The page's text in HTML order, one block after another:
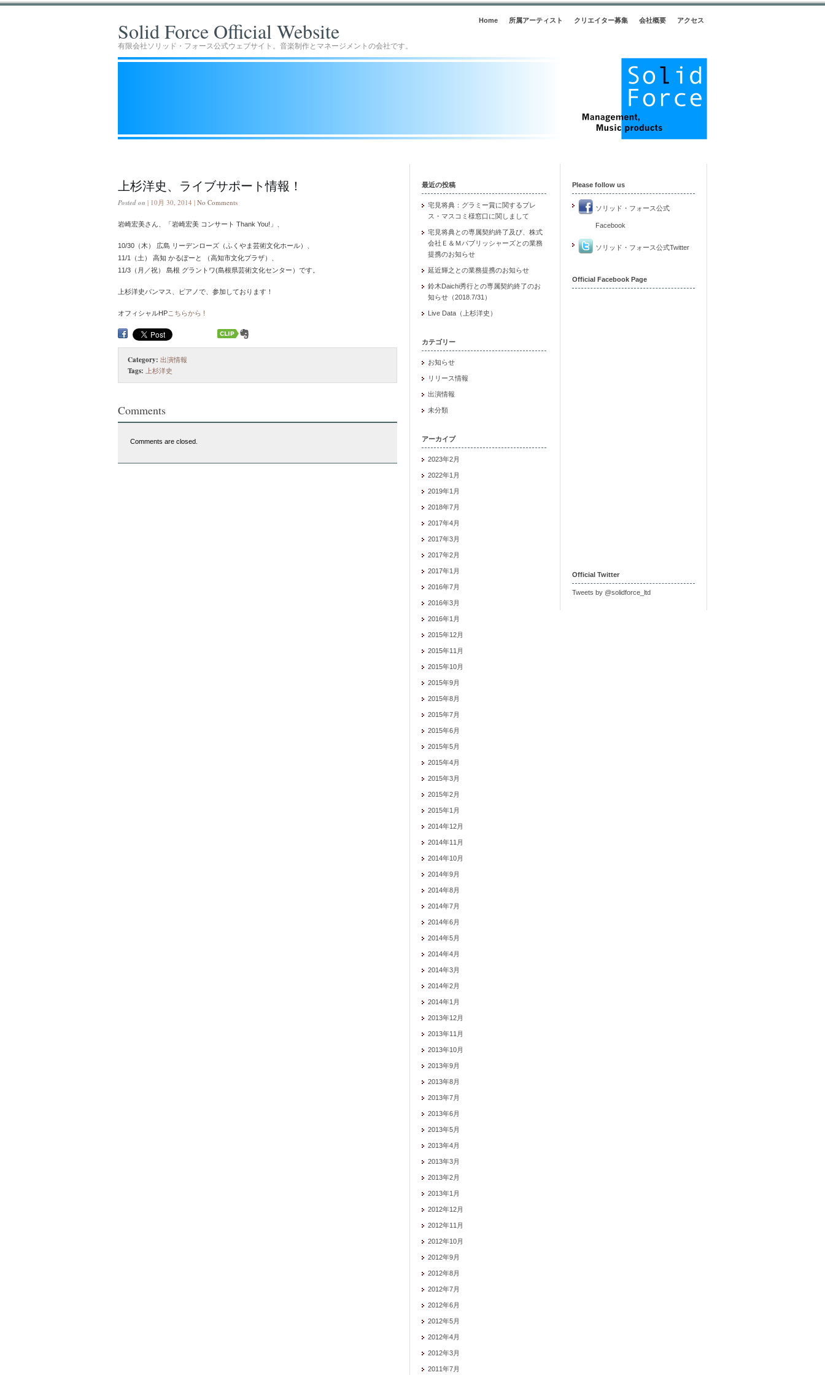
Home 所属アーティスト クリエイター募集 会社概要 アクセス
Solid Force Official Website
有限会社ソリッド・フォース公式ウェブサイト。音楽制作とマネージメントの会社です。
上杉洋史、ライブサポート情報！
Posted on | 10月 30, 2014 | No Comments
岩崎宏美さん、「岩崎宏美 コンサート Thank You!」、
10/30（木） 広島 リーデンローズ（ふくやま芸術文化ホール）、
11/1（土） 高知 かるぽーと （高知市文化プラザ）、
11/3（月／祝） 島根 グラントワ(島根県芸術文化センター）です。
上杉洋史バンマス、ピアノで、参加しております！
オフィシャルHPこちらから !
Category: 出演情報
Tags: 上杉洋史
Comments
Comments are closed.
最近の投稿
宅見将典：グラミー賞に関するプレ
ス・マスコミ様窓口に関しまして
宅見将典との専属契約終了及び、株式
会社Ｅ＆Ｍパブリッシャーズとの業務
提携のお知らせ
延近輝之との業務提携のお知らせ
鈴木Daichi秀行との専属契約終了のお
知らせ（2018.7/31）
Live Data（上杉洋史）
カテゴリー
お知らせ
リリース情報
出演情報
未分類
アーカイブ
2023年2月
2022年1月
2019年1月
2018年7月
2017年4月
2017年3月
2017年2月
2017年1月
2016年7月
2016年3月
2016年1月
2015年12月
2015年11月
2015年10月
2015年9月
2015年8月
2015年7月
2015年6月
2015年5月
2015年4月
2015年3月
2015年2月
2015年1月
2014年12月
2014年11月
2014年10月
2014年9月
2014年8月
2014年7月
2014年6月
2014年5月
2014年4月
2014年3月
2014年2月
2014年1月
2013年12月
2013年11月
2013年10月
2013年9月
2013年8月
2013年7月
2013年6月
2013年5月
2013年4月
2013年3月
2013年2月
2013年1月
2012年12月
2012年11月
2012年10月
2012年9月
2012年8月
2012年7月
2012年6月
2012年5月
2012年4月
2012年3月
2011年7月
Please follow us
ソリッド・フォース公式
Facebook
ソリッド・フォース公式Twitter
Official Facebook Page
Official Twitter
Tweets by @solidforce_ltd